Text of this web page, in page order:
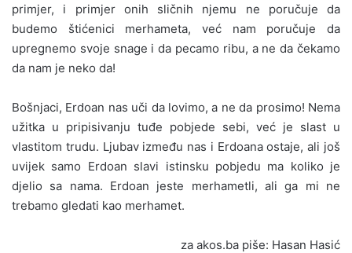
primjer, i primjer onih sličnih njemu ne poručuje da
budemo štićenici merhameta, već nam poručuje da
upregnemo svoje snage i da pecamo ribu, a ne da čekamo
da nam je neko da!
Bošnjaci, Erdoan nas uči da lovimo, a ne da prosimo! Nema
užitka u pripisivanju tuđe pobjede sebi, već je slast u
vlastitom trudu. Ljubav između nas i Erdoana ostaje, ali još
uvijek samo Erdoan slavi istinsku pobjedu ma koliko je
djelio sa nama. Erdoan jeste merhametli, ali ga mi ne
trebamo gledati kao merhamet.
za akos.ba piše: Hasan Hasić